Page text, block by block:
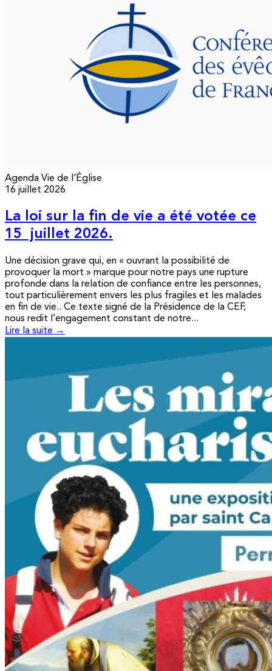
Agenda Vie de l’Église
16 juillet 2026
La loi sur la fin de vie a été votée ce
15 juillet 2026.
Une décision grave qui, en « ouvrant la possibilité de
provoquer la mort » marque pour notre pays une rupture
profonde dans la relation de confiance entre les personnes,
tout particulièrement envers les plus fragiles et les malades
en fin de vie.. Ce texte signé de la Présidence de la CEF,
nous redit l’engagement constant de notre...
Lire la suite →